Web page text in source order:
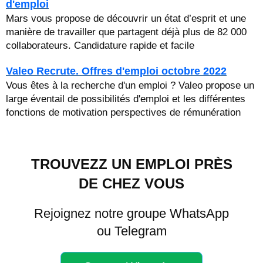
d'emploi
Mars vous propose de découvrir un état d’esprit et une
manière de travailler que partagent déjà plus de 82 000
collaborateurs. Candidature rapide et facile
Valeo Recrute. Offres d'emploi octobre 2022
Vous êtes à la recherche d'un emploi ? Valeo propose un
large éventail de possibilités d'emploi et les différentes
fonctions de motivation perspectives de rémunération
TROUVEZZ UN EMPLOI PRÈS
DE CHEZ VOUS
Rejoignez notre groupe WhatsApp
ou Telegram